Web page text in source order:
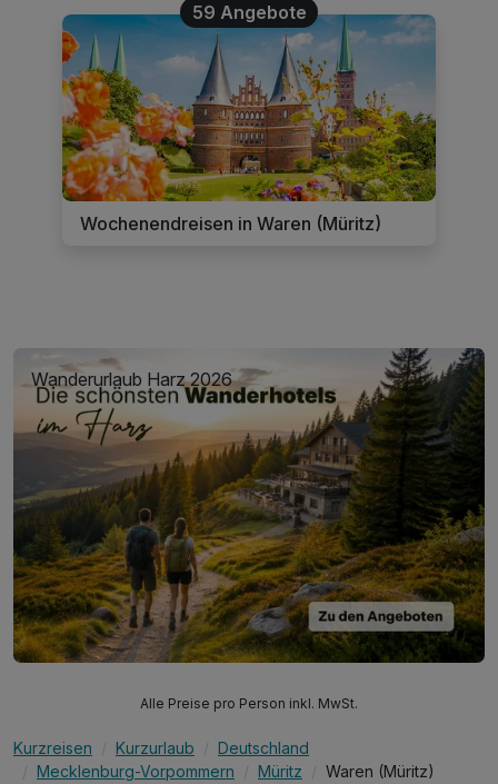
59 Angebote
Wochenendreisen in Waren (Müritz)
Wanderurlaub Harz 2026
Alle Preise pro Person inkl. MwSt.
Kurzreisen Kurzurlaub
Deutschland
Mecklenburg-Vorpommern
Müritz Waren (Müritz)